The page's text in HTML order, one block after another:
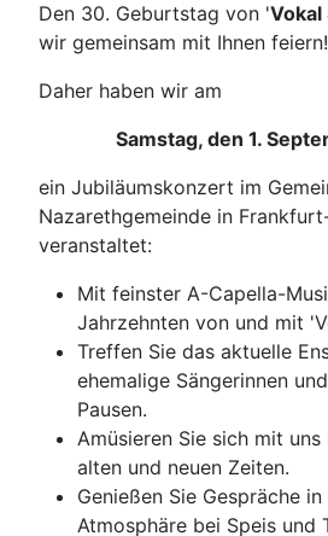
Den 30. Geburtstag von 'Vokal
wir gemeinsam mit Ihnen feiern!
Daher haben wir am
Samstag, den 1.
ein Jubiläumskonzert im
Nazarethgemeinde in
veranstaltet:
Mit feinster A-Capella-
Jahrzehnten von und mit
Treffen Sie das aktuelle
ehemalige Sängerinnen
Pausen.
Amüsieren Sie sich mit
alten und neuen Zeiten.
Genießen Sie Gespräche
Atmosphäre bei Speis und